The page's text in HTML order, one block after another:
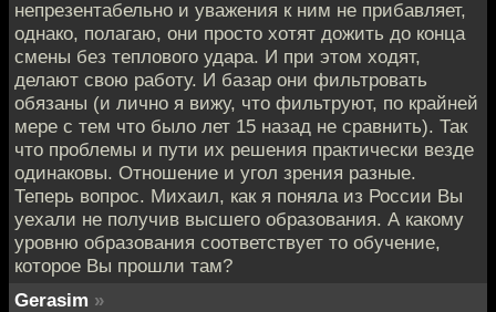
непрезентабельно и уважения к ним не прибавляет,
однако, полагаю, они просто хотят дожить до конца
смены без теплового удара. И при этом ходят,
делают свою работу. И базар они фильтровать
обязаны (и лично я вижу, что фильтруют, по крайней
мере с тем что было лет 15 назад не сравнить). Так
что проблемы и пути их решения практически везде
одинаковы. Отношение и угол зрения разные.
Теперь вопрос. Михаил, как я поняла из России Вы
уехали не получив высшего образования. А какому
уровню образования соответствует то обучение,
которое Вы прошли там?
Gerasim »